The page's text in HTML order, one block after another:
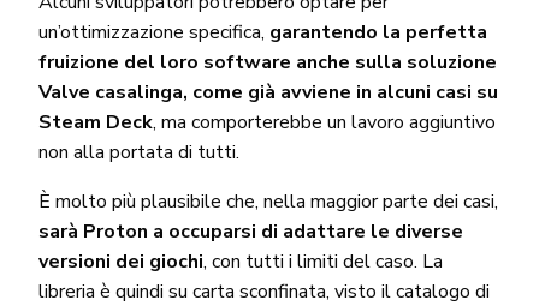
un’ottimizzazione specifica, garantendo la perfetta
fruizione del loro software anche sulla soluzione
Valve casalinga, come già avviene in alcuni casi su
Steam Deck, ma comporterebbe un lavoro aggiuntivo
non alla portata di tutti.
È molto più plausibile che, nella maggior parte dei casi,
sarà Proton a occuparsi di adattare le diverse
versioni dei giochi, con tutti i limiti del caso. La
libreria è quindi su carta sconfinata, visto il catalogo di